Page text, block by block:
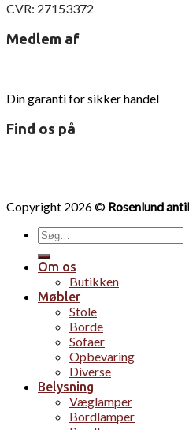
CVR: 27153372
Medlem af
Din garanti for sikker handel
Find os på
Copyright 2026 © Rosenlund
Søg
efter:
Om os
Butikken
Møbler
Stole
Borde
Sofaer
Opbevaring
Diverse
Belysning
Væglamper
Bordlamper